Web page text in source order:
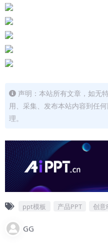
声明：本站所有文章，如无
用、采集、发布本站内容到任
理。
ppt模板 产品PPT 创意
GG